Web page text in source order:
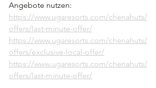
Angebote nutzen:
https://www.ugaresorts.com/chenahuts/
offers/last-minute-offer/
https://www.ugaresorts.com/chenahuts/
offers/exclusive-local-offer/
https://www.ugaresorts.com/chenahuts/
offers/last-minute-offer/